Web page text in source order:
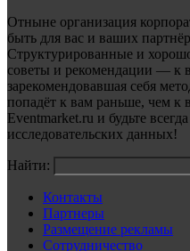
Отныне организация
быть для вас и ваших
Структурированные и
советы и рекомендации — к
зарекомендовавшая себя
попадёт к вам раньше, чем к
Eventmarket.ru и будьте
исследовательских данных!
Найти:
Контакты
Партнеры
Размещение рекламы
Сотрудничество